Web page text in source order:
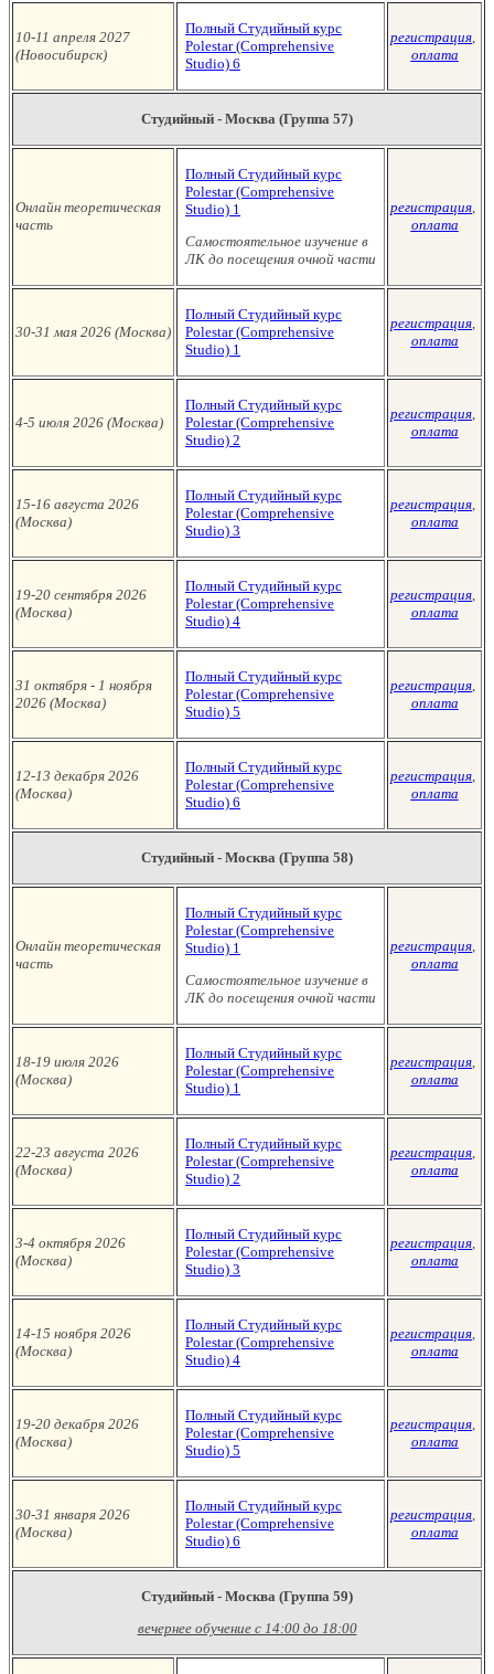
10-11 апреля 2027
(Новосибирск)
Полный Студийный курс
Polestar (Сomprehensive
Studio) 6
регистрация,
оплата
Студийный - Москва (Группа 57)
Онлайн теоретическая
часть
Полный Студийный курс
Polestar (Сomprehensive
Studio) 1
Самостоятельное изучение в
ЛК до посещения очной части
регистрация,
оплата
30-31 мая 2026 (Москва)
Полный Студийный курс
Polestar (Сomprehensive
Studio) 1
регистрация,
оплата
4-5 июля 2026 (Москва)
Полный Студийный курс
Polestar (Сomprehensive
Studio) 2
регистрация,
оплата
15-16 августа 2026
(Москва)
Полный Студийный курс
Polestar (Сomprehensive
Studio) 3
регистрация,
оплата
19-20 сентября 2026
(Москва)
Полный Студийный курс
Polestar (Сomprehensive
Studio) 4
регистрация,
оплата
31 октября - 1 ноября
2026 (Москва)
Полный Студийный курс
Polestar (Сomprehensive
Studio) 5
регистрация,
оплата
12-13 декабря 2026
(Москва)
Полный Студийный курс
Polestar (Сomprehensive
Studio) 6
регистрация,
оплата
Студийный - Москва (Группа 58)
Онлайн теоретическая
часть
Полный Студийный курс
Polestar (Сomprehensive
Studio) 1
Самостоятельное изучение в
ЛК до посещения очной части
регистрация,
оплата
18-19 июля 2026
(Москва)
Полный Студийный курс
Polestar (Сomprehensive
Studio) 1
регистрация,
оплата
22-23 августа 2026
(Москва)
Полный Студийный курс
Polestar (Сomprehensive
Studio) 2
регистрация,
оплата
3-4 октября 2026
(Москва)
Полный Студийный курс
Polestar (Сomprehensive
Studio) 3
регистрация,
оплата
14-15 ноября 2026
(Москва)
Полный Студийный курс
Polestar (Сomprehensive
Studio) 4
регистрация,
оплата
19-20 декабря 2026
(Москва)
Полный Студийный курс
Polestar (Сomprehensive
Studio) 5
регистрация,
оплата
30-31 января 2026
(Москва)
Полный Студийный курс
Polestar (Сomprehensive
Studio) 6
регистрация,
оплата
Студийный - Москва (Группа 59)
вечернее обучение с 14:00 до 18:00